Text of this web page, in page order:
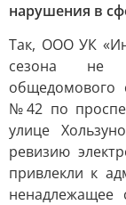
нарушения в
Так, ООО УК
сезона не
общедомового
№42 по
улице
ревизию
привлекли к
ненадлежащее